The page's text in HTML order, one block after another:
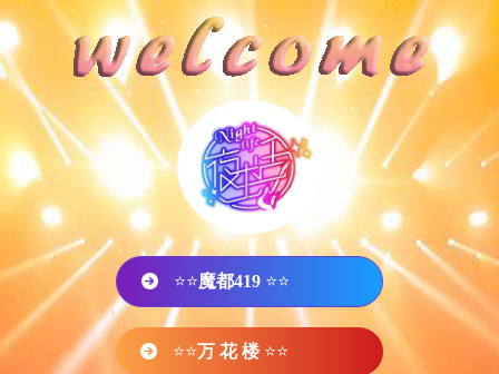
⭐⭐魔都419 ⭐⭐
⭐⭐万 花 楼 ⭐⭐